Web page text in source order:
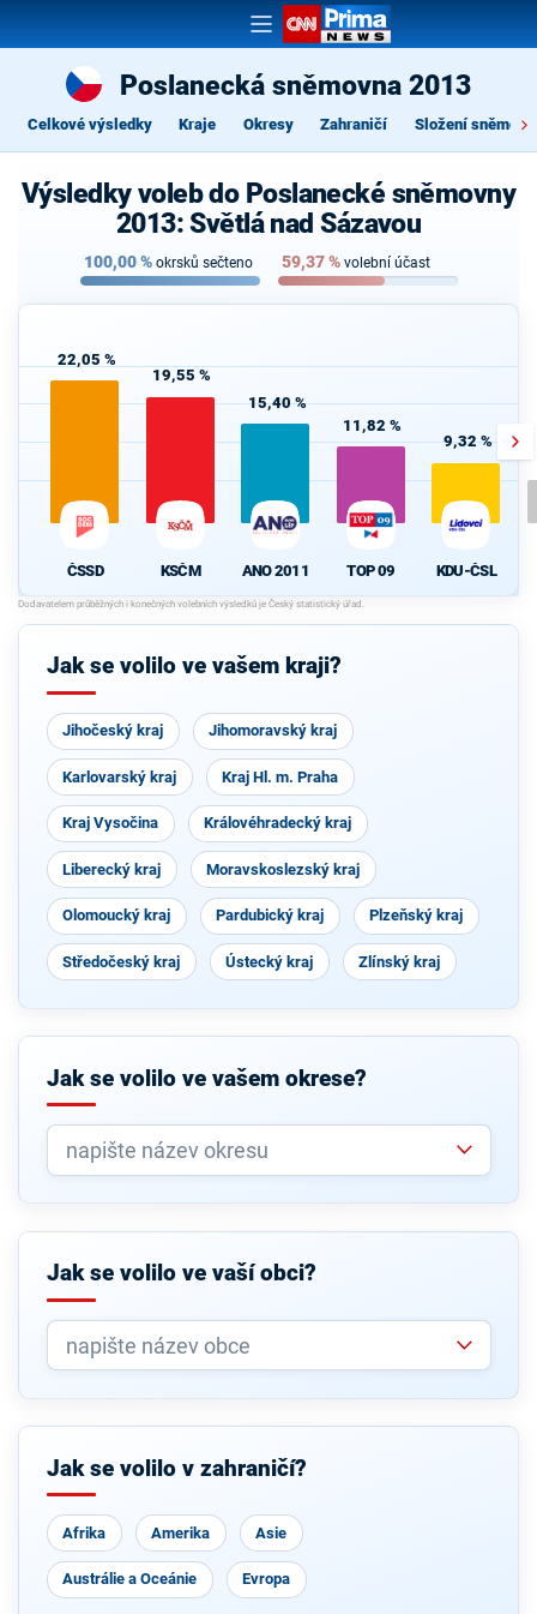
Poslanecká sněmovna 2013
Celkové výsledky Kraje Okresy Zahraničí Složení
Výsledky voleb do Poslanecké sněmovny
2013: Světlá nad Sázavou
100,00% okrsků sečteno 59,37% volební účast
22,05 %
ČSSD
19,55 %
KSČM
15,40 %
ANO 2011
11,82 %
TOP 09
9,32 %
KDU-ČSL
Jak se volilo ve vašem kraji?
Jihočeský kraj Jihomoravský kraj
Karlovarský kraj Kraj Hl. m. Praha
Kraj Vysočina Královéhradecký kraj
Liberecký kraj Moravskoslezský kraj
Olomoucký kraj Pardubický kraj Plzeňský kraj
Středočeský kraj Ústecký kraj Zlínský kraj
Jak se volilo ve vašem okrese?
Jak se volilo ve vaší obci?
Jak se volilo v zahraničí?
Afrika Amerika Asie
Austrálie a Oceánie Evropa